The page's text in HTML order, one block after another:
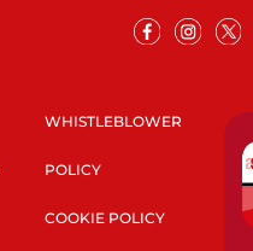
WHISTLEBLOWER
POLICY
COOKIE POLICY